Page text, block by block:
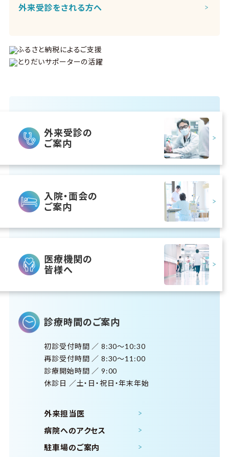
外来受診をされる方へ
外来受診の
ご案内
入院・面会の
ご案内
医療機関の
皆様へ
診療時間のご案内
初診受付時間 ／ 8:30～10:30
再診受付時間 ／ 8:30～11:00
診療開始時間 ／ 9:00
休診日 ／土・日・祝日・年末年始
外来担当医
病院へのアクセス
駐車場のご案内